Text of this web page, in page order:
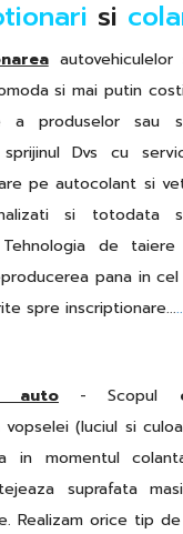
si
si mai putin
a produselor sau
Dvs cu
pe autocolant si
si totodata
de
pana in
spre inscriptionare...
auto- Scopul
(luciul si
in momentul
suprafata
Realizam orice tip